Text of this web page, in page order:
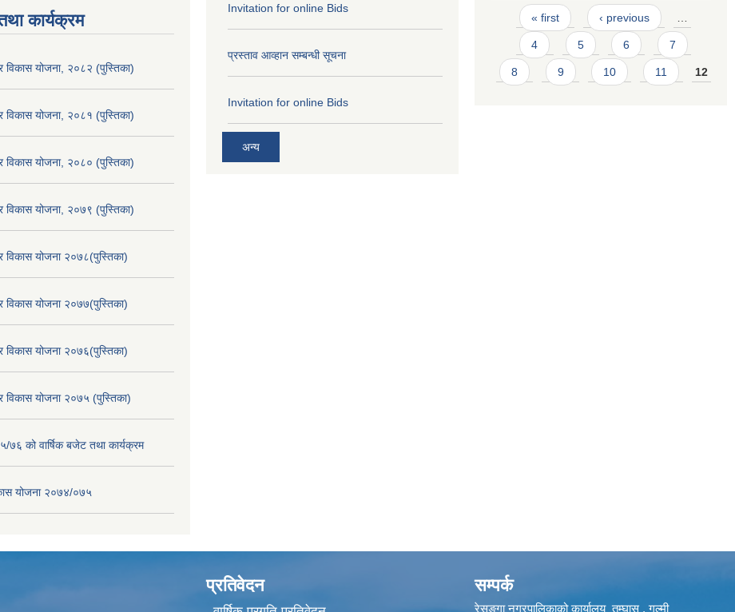
कार्यक्रम
विकास योजना, २०८२ (पुस्तिका)
विकास योजना, २०८१ (पुस्तिका)
विकास योजना, २०८० (पुस्तिका)
विकास योजना, २०७९ (पुस्तिका)
विकास योजना २०७८(पुस्तिका)
विकास योजना २०७७(पुस्तिका)
विकास योजना २०७६(पुस्तिका)
विकास योजना २०७५ (पुस्तिका)
को वार्षिक बजेट तथा कार्यक्रम
योजना २०७४/०७५
Invitation for online Bids
प्रस्ताव आव्हान सम्बन्धी सूचना
Invitation for online Bids
अन्य
Pages
« first ‹ previous
4 5 6 7
8 9 10 11 12
प्रतिवेदन सम्पर्क
रेसुङ्गा नगरपालिकाको कार्यालय तम्घास , गुल्मी